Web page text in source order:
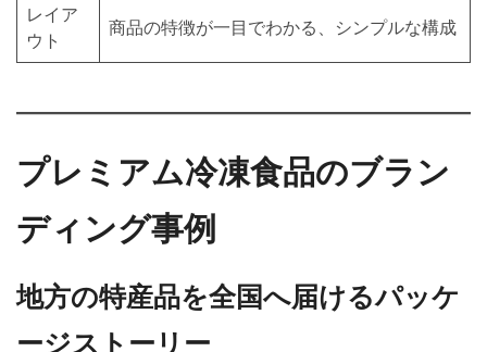
レイア
ウト
商品の特徴が一目でわかる、シンプルな構成
プレミアム冷凍食品のブラン
ディング事例
地方の特産品を全国へ届けるパッケ
ージストーリー